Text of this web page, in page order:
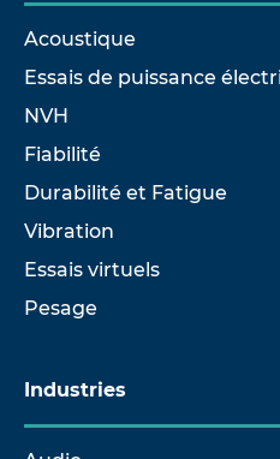
Acoustique
Essais de puissance
NVH
Fiabilité
Durabilité et Fatigue
Vibration
Essais virtuels
Pesage
Industries